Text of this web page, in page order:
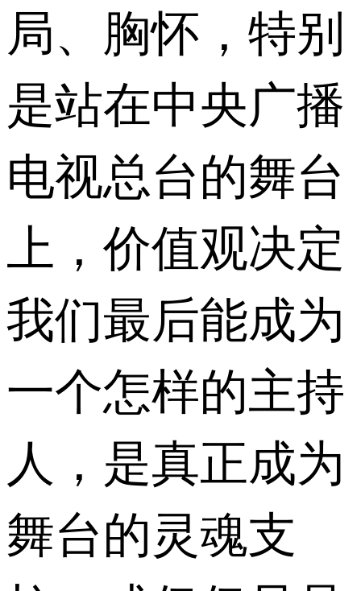
局、胸怀，特别
是站在中央广播
电视总台的舞台
上，价值观决定
我们最后能成为
一个怎样的主持
人，是真正成为
舞台的灵魂支